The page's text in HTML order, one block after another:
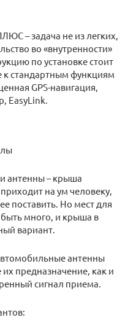
– задача не из легких,
во «внутренности»
по установке стоит
к стандартным функциям
GPS-навигация,
ЕаsyLink.
антенны – крыша
на ум человеку,
поставить. Но мест для
много, и крыша в
вариант.
антенны
предназначение, как и
сигнал приема.